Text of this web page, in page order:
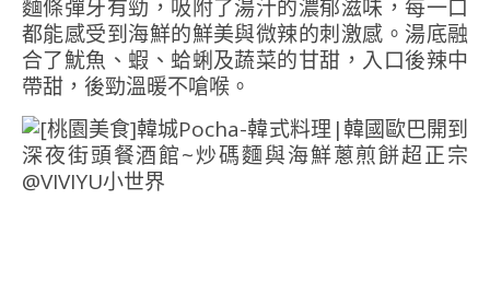
麵條彈牙有勁，吸附了湯汁的濃郁滋味，每一口
都能感受到海鮮的鮮美與微辣的刺激感。湯底融
合了魷魚、蝦、蛤蜊及蔬菜的甘甜，入口後辣中
帶甜，後勁溫暖不嗆喉。